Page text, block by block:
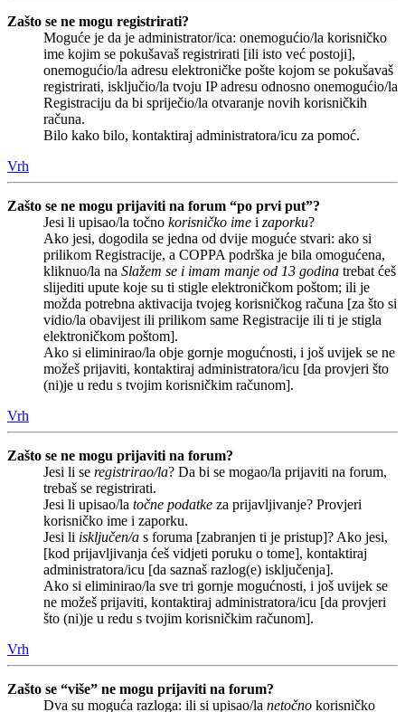
Zašto se ne mogu registrirati?
Moguće je da je administrator/ica: onemogućio/la korisničko
ime kojim se pokušavaš registrirati [ili isto već postoji],
onemogućio/la adresu elektroničke pošte kojom se pokušavaš
registrirati, isključio/la tvoju IP adresu odnosno onemogućio/la
Registraciju da bi spriječio/la otvaranje novih korisničkih
računa.
Bilo kako bilo, kontaktiraj administratora/icu za pomoć.
Vrh
Zašto se ne mogu prijaviti na forum “po prvi put”?
Jesi li upisao/la točno korisničko ime i zaporku?
Ako jesi, dogodila se jedna od dvije moguće stvari: ako si
prilikom Registracije, a COPPA podrška je bila omogućena,
kliknuo/la na Slažem se i imam manje od 13 godina trebat ćeš
slijediti upute koje su ti stigle elektroničkom poštom; ili je
možda potrebna aktivacija tvojeg korisničkog računa [za što si
vidio/la obavijest ili prilikom same Registracije ili ti je stigla
elektroničkom poštom].
Ako si eliminirao/la obje gornje mogućnosti, i još uvijek se ne
možeš prijaviti, kontaktiraj administratora/icu [da provjeri što
(ni)je u redu s tvojim korisničkim računom].
Vrh
Zašto se ne mogu prijaviti na forum?
Jesi li se registrirao/la? Da bi se mogao/la prijaviti na forum,
trebaš se registrirati.
Jesi li upisao/la točne podatke za prijavljivanje? Provjeri
korisničko ime i zaporku.
Jesi li isključen/a s foruma [zabranjen ti je pristup]? Ako jesi,
[kod prijavljivanja ćeš vidjeti poruku o tome], kontaktiraj
administratora/icu [da saznaš razlog(e) isključenja].
Ako si eliminirao/la sve tri gornje mogućnosti, i još uvijek se
ne možeš prijaviti, kontaktiraj administratora/icu [da provjeri
što (ni)je u redu s tvojim korisničkim računom].
Vrh
Zašto se “više” ne mogu prijaviti na forum?
Dva su moguća razloga: ili si upisao/la netočno korisničko